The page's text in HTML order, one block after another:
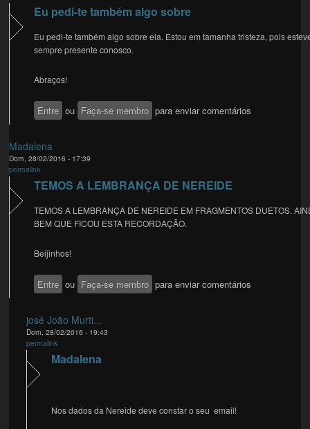
Eu pedi-te também algo sobre
Eu pedi-te também algo sobre ela. Estou em tamanha tristeza, pois
sempre presente conosco.
Abraços!
Entre ou Faça-se membro para enviar comentários
Madalena
Dom, 28/02/2016 - 17:39
permalink
TEMOS A LEMBRANÇA DE NEREIDE
TEMOS A LEMBRANÇA DE NEREIDE EM FRAGMENTOS DUETOS.
BEM QUE FICOU ESTA RECORDAÇÃO.
Beijinhos!
Entre ou Faça-se membro para enviar comentários
josé João Murti...
Dom, 28/02/2016 - 19:43
permalink
Madalena
Nos dados da Nereide deve constar o seu email!